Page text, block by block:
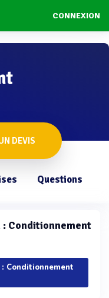
CONNEXION
DEVIS
Questions
Conditionnement
Conditionnement